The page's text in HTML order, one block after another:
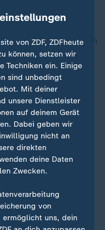
von "zwei Episoden
worden seien
eine Ansammlung
sowie einen
der Muskeln der
Freitag eine
eine sogenannte
nötig, um
ein Endoskop über
in die Bronchien
blieb zu jeder Zeit
betonte der Vatikan.
von ZDF, ZDFheute
können, setzen wir
Techniken ein. Einige
sind unbedingt
Mit deiner
unsere Dienstleister
auf deinem Gerät
Dabei geben wir
nicht an
direkten
deine Daten
Zwecken.
von
uns, dein